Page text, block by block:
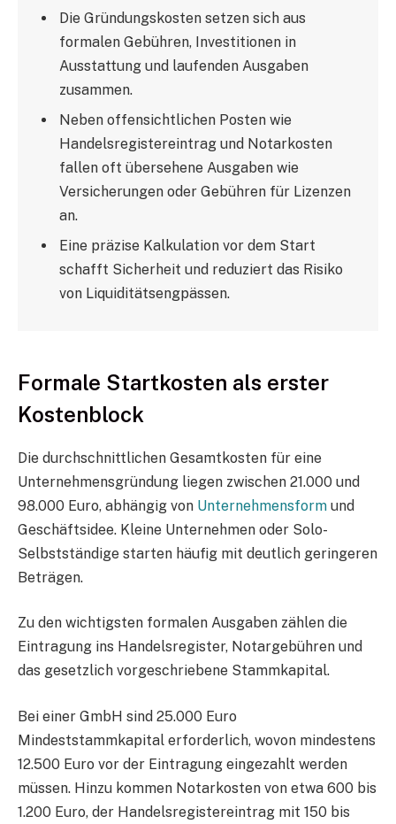
Die Gründungskosten setzen sich aus
formalen Gebühren, Investitionen in
Ausstattung und laufenden Ausgaben
zusammen.
Neben offensichtlichen Posten wie
Handelsregistereintrag und Notarkosten
fallen oft übersehene Ausgaben wie
Versicherungen oder Gebühren für Lizenzen
an.
Eine präzise Kalkulation vor dem Start
schafft Sicherheit und reduziert das Risiko
von Liquiditätsengpässen.
Formale Startkosten als erster
Kostenblock
Die durchschnittlichen Gesamtkosten für eine
Unternehmensgründung liegen zwischen 21.000 und
98.000 Euro, abhängig von Unternehmensform und
Geschäftsidee. Kleine Unternehmen oder Solo-
Selbstständige starten häufig mit deutlich geringeren
Beträgen.
Zu den wichtigsten formalen Ausgaben zählen die
Eintragung ins Handelsregister, Notargebühren und
das gesetzlich vorgeschriebene Stammkapital.
Bei einer GmbH sind 25.000 Euro
Mindeststammkapital erforderlich, wovon mindestens
12.500 Euro vor der Eintragung eingezahlt werden
müssen. Hinzu kommen Notarkosten von etwa 600 bis
1.200 Euro, der Handelsregistereintrag mit 150 bis